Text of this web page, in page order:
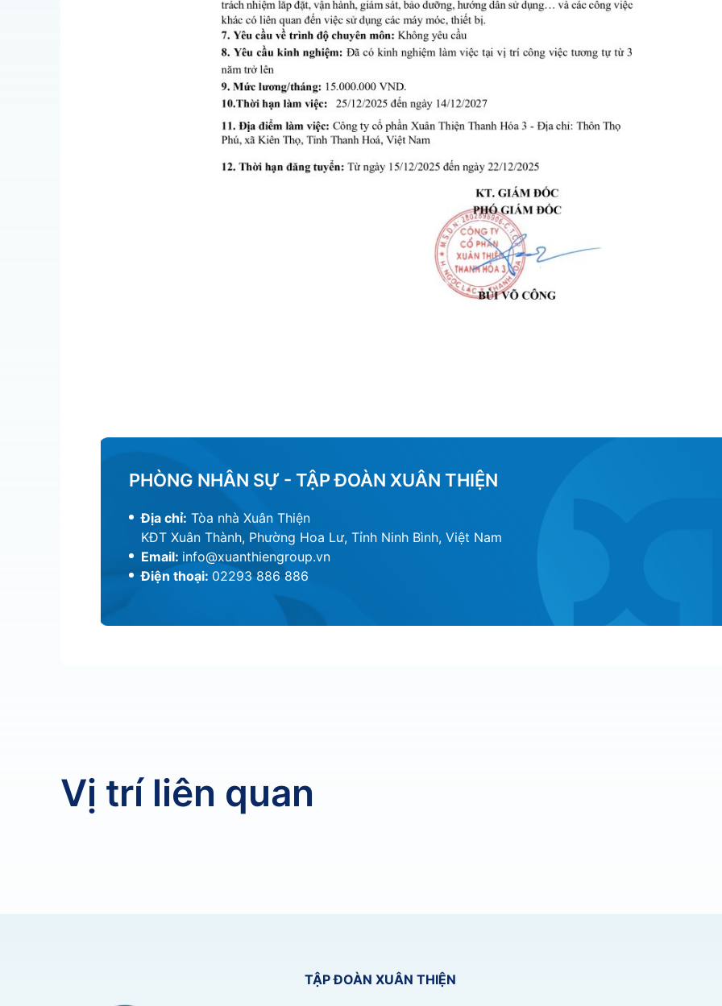
PHÒNG NHÂN SỰ - TẬP ĐOÀN XUÂN THIỆN
Địa chỉ: Tòa nhà Xuân Thiện
KĐT Xuân Thành, Phường Hoa Lư, Tỉnh Ninh Bình, Việt Nam
Email: info@xuanthiengroup.vn
Điện thoại: 02293 886 886
Vị trí liên quan
TẬP ĐOÀN XUÂN THIỆN